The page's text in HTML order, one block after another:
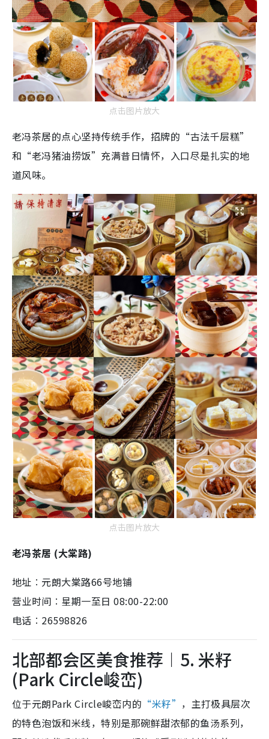
点击图片放大
老冯茶居的点心坚持传统手作，招牌的“古法千层糕”
和“老冯猪油捞饭”充满昔日情怀，入口尽是扎实的地
道风味。
点击图片放大
老冯茶居 (大棠路)
地址︰元朗大棠路66号地铺
营业时间︰星期一至日 08:00-22:00
电话︰26598826
北部都会区美食推荐︱5. 米籽
(Park Circle峻峦)
位于元朗Park Circle峻峦内的 “米籽” ，主打极具层次
的特色泡饭和米线，特别是那碗鲜甜浓郁的鱼汤系列，